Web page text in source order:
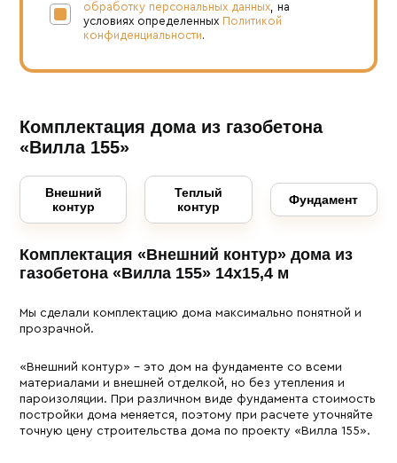
обработку персональных данных , на
условиях определенных Политикой
конфиденциальности.
Комплектация дома из газобетона
«Вилла 155»
Внешний
контур
Теплый
контур
Фундамент
Комплектация «Внешний контур» дома из
газобетона «Вилла 155» 14х15,4 м
Мы сделали комплектацию дома максимально понятной и
прозрачной.
«Внешний контур» – это дом на фундаменте со всеми
материалами и внешней отделкой, но без утепления и
пароизоляции. При различном виде фундамента стоимость
постройки дома меняется, поэтому при расчете уточняйте
точную цену строительства дома по проекту «Вилла 155».